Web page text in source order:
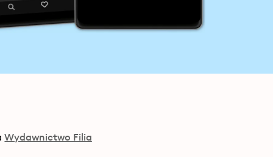
Wydawnictwo Filia